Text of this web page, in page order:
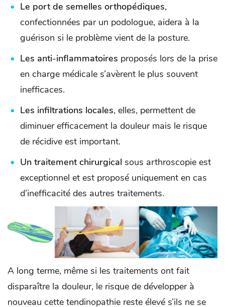
Le port de semelles orthopédiques,
confectionnées par un podologue, aidera à la
guérison si le problème vient de la posture.
Les anti-inflammatoires proposés lors de la prise
en charge médicale s’avèrent le plus souvent
inefficaces.
Les infiltrations locales, elles, permettent de
diminuer efficacement la douleur mais le risque
de récidive est important.
Un traitement chirurgical sous arthroscopie est
exceptionnel et est proposé uniquement en cas
d’inefficacité des autres traitements.
A long terme, même si les traitements ont fait
disparaître la douleur, le risque de développer à
nouveau cette tendinopathie reste élevé s’ils ne se